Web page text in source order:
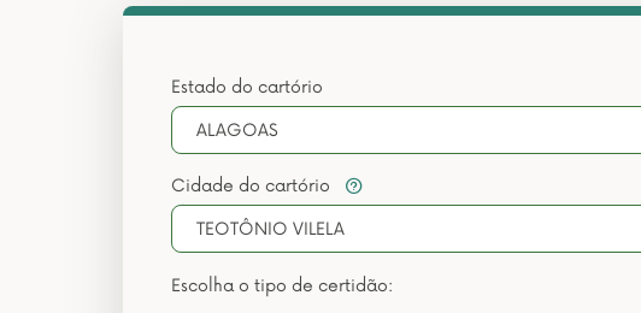
Estado do cartório
ALAGOAS
Cidade do cartório
TEOTÔNIO VILELA
Escolha o tipo de certidão: